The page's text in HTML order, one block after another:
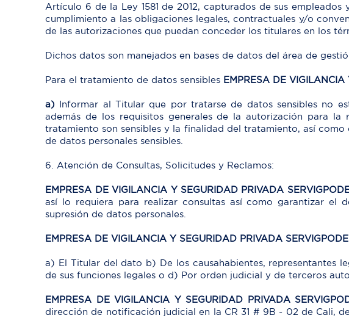
Artículo 6 de la Ley 1581 de 2012, capturados de sus
cumplimiento a las obligaciones legales, contractuales y/o
de las autorizaciones que puedan conceder los titulares en los
Dichos datos son manejados en bases de datos del área de
Para el tratamiento de datos sensibles EMPRESA DE
a) Informar al Titular que por tratarse de datos sensibles no
además de los requisitos generales de la autorización para
tratamiento son sensibles y la finalidad del tratamiento, así
de datos personales sensibles.
6. Atención de Consultas, Solicitudes y Reclamos:
EMPRESA DE VIGILANCIA Y SEGURIDAD PRIVADA
así lo requiera para realizar consultas así como garantizar el
supresión de datos personales.
EMPRESA DE VIGILANCIA Y SEGURIDAD PRIVADA
a) El Titular del dato b) De los causahabientes, representantes
de sus funciones legales o d) Por orden judicial y de terceros
EMPRESA DE VIGILANCIA Y SEGURIDAD PRIVADA
dirección de notificación judicial en la CR 31 # 9B - 02 de Cali,